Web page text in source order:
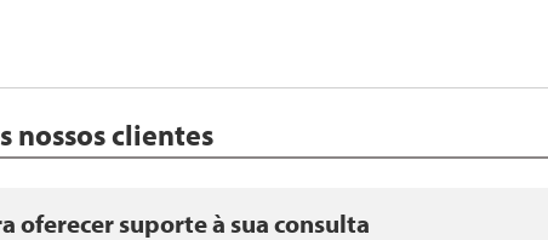
nossos clientes
oferecer suporte à sua consulta